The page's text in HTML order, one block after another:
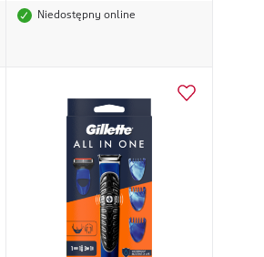
Niedostępny online